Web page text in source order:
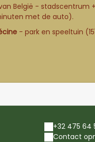
België - stadscentrum
met de auto).
- park en speeltuin
+32 475 64
Contact